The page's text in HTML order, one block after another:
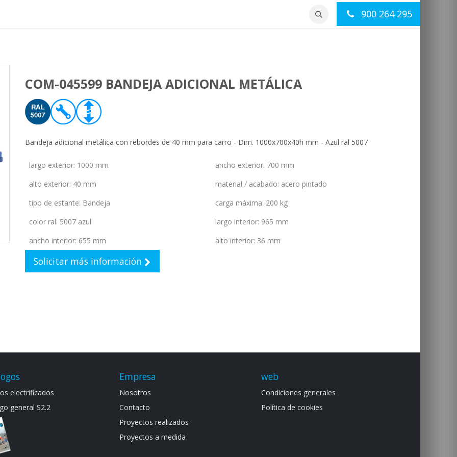
900 264 295
COM-045599 BANDEJA ADICIONAL METÁLICA
Bandeja adicional metálica con rebordes de 40 mm para carro - Dim. 1000x700x40h mm - Azul ral 5007
largo exterior: 1000 mm ancho exterior: 700 mm
alto exterior: 40 mm material / acabado: acero pintado
tipo de estante: Bandeja carga máxima: 200 kg
color ral: 5007 azul largo interior: 965 mm
ancho interior: 655 mm alto interior: 36 mm
Solicitar más información
web
Condiciones generales
Política de cookies
Empresa
Noso​tros
Contacto
Proyectos realizados
Proyectos a medida
electrif​icad​os
general S​2.2